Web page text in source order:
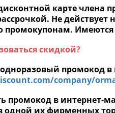
карте члена
Не действует
промокупонам.
скидкой?
промокод в
company/
промокод в интернет-
одной их фирменных